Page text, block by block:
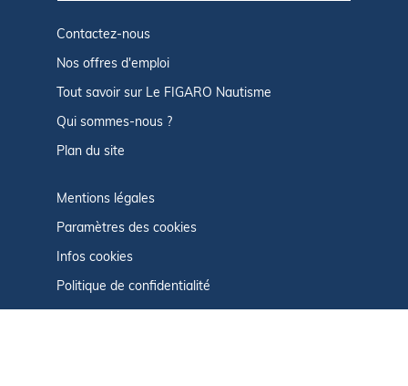
Contactez-nous
Nos offres d'emploi
Tout savoir sur Le FIGARO Nautisme
Qui sommes-nous ?
Plan du site
Mentions légales
Paramètres des cookies
Infos cookies
Politique de confidentialité
CGU